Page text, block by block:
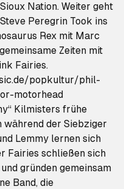
Nation. Weiter geht
Peregrin Took ins
Rex mit Marc
Zeiten mit
Fairies.
popkultur/phil-
motorhead
Kilmisters frühe
der Siebziger
Lemmy lernen sich
Fairies schließen sich
gründen gemeinsam
Band, die